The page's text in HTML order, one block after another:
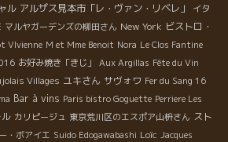
ル アルザス見本市「レ・ヴァン・リベレ」
イタ
マルヤガーデンズの柳田さん New York ビストロ・
VIvienne M et Mme Benoit Nora Le Clos Fantine
お好み焼き「きじ」 Aux Argillas Fête du Vin
Villages ユキさん サヴォワ Fer du Sang 16
Bar à vins Paris bistro Goguette Perriere Les
カリピージュ 東京荒川区のエスポア山枡さん スト
・ボアイエ Suido Edogawabashi Loïc Jacques